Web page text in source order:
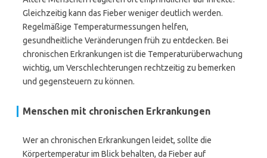
Gleichzeitig kann das Fieber weniger deutlich werden.
Regelmäßige Temperaturmessungen helfen,
gesundheitliche Veränderungen früh zu entdecken. Bei
chronischen Erkrankungen ist die Temperaturüberwachung
wichtig, um Verschlechterungen rechtzeitig zu bemerken
und gegensteuern zu können.
Menschen mit chronischen Erkrankungen
Wer an chronischen Erkrankungen leidet, sollte die
Körpertemperatur im Blick behalten, da Fieber auf